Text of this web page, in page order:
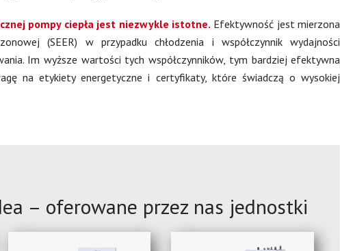
pompy ciepła jest niezwykle istotne. Efektywność jest mierzona
(SEER) w przypadku chłodzenia i współczynnik wydajności
Im wyższe wartości tych współczynników, tym bardziej efektywna
na etykiety energetyczne i certyfikaty, które świadczą o wysokiej
– oferowane przez nas jednostki